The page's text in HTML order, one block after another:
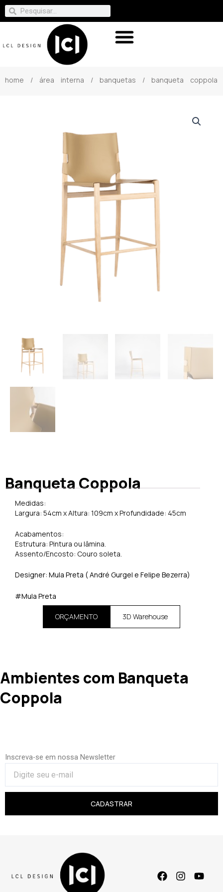
home / área interna / banquetas / banqueta coppola
Banqueta Coppola
Medidas:
Largura: 54cm x Altura: 109cm x Profundidade: 45cm
Acabamentos:
Estrutura: Pintura ou lâmina.
Assento/Encosto: Couro soleta.
Designer: Mula Preta ( André Gurgel e Felipe Bezerra)
#Mula Preta
ORÇAMENTO 3D Warehouse
Ambientes com Banqueta
Coppola
Inscreva-se em nossa Newsletter
CADASTRAR